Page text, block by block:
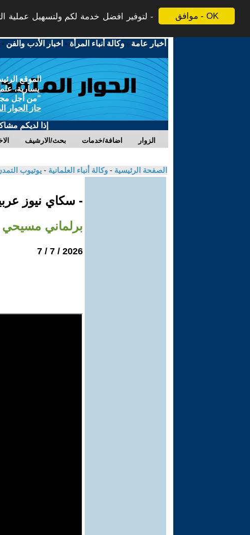
موافق - OK
لتوفير افضل خدمة لكم ولتسهيل عملية
أخبار عامة -وكالة أنباء المرأة - اخبار الأدب والفن
الموقع
يسارية،
"من أجل
حاز الحوار
إذا لديكم
بحث/الارشيف اضافة/خدمات الزوار
الصفحة الرئيسية - وكالة أنباء العلمانية - يوتيوب
- سكاي نيوز
برلماني مسيحي
2026 / 7 / 7